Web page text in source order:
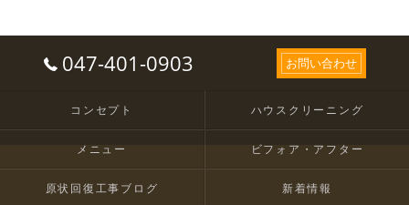
047-401-0903 お問い合わせ
コンセプト ハウスクリーニング
メニュー ビフォア・アフター
原状回復工事ブログ 新着情報